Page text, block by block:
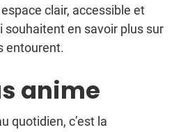
clair, accessible et
souhaitent en savoir plus sur
entourent.
anime
quotidien, c’est la